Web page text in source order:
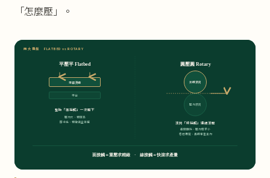
「怎麼壓」。
兩大機型 FLATBED vs ROTARY
平壓平 Flatbed
平面燙版
平台
整版「面接觸」一次壓下
壓力大、精度高
厚卡紙、精緻禮盒首選
圓壓圓 Rotary
燙版滾筒
壓力滾筒
滾筒「線接觸」連續滾壓
速度極快、壓力需求小
卷材標籤、長版量產主力
面接觸＝重壓求精緻 · 線接觸＝快滾求產量